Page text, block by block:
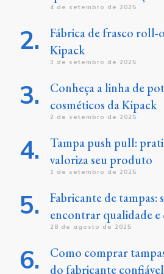
4 de setembro de 2025
Fábrica de frasco roll-
Kipack
3 de setembro de 2025
Conheça a linha de
cosméticos da Kipack
2 de setembro de 2025
Tampa push pull:
valoriza seu produto
1 de setembro de 2025
Fabricante de tampas:
encontrar qualidade e
28 de agosto de 2025
Como comprar
do fabricante confiável